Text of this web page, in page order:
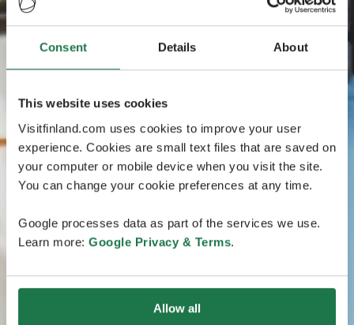
Consent Details About
This website uses cookies
Visitfinland.com uses cookies to improve your user
experience. Cookies are small text files that are saved on
your computer or mobile device when you visit the site.
You can change your cookie preferences at any time.
Google processes data as part of the services we use.
Learn more: Google Privacy & Terms.
Allow all